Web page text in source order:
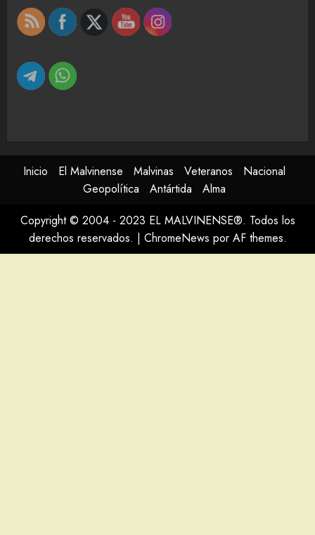
Inicio El Malvinense Malvinas Veteranos
Nacional
Geopolítica
Antártida
Alma
Copyright © 2004 - 2023 EL MALVINENSE®. Todos los
derechos reservados. | ChromeNews por AF themes.